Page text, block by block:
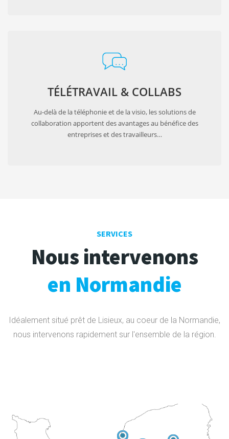
TÉLÉTRAVAIL & COLLABS
Au-delà de la téléphonie et de la visio, les solutions de
collaboration apportent des avantages au bénéfice des
entreprises et des travailleurs…
SERVICES
Nous intervenons
en Normandie
Idéalement situé prêt de Lisieux, au coeur de la Normandie,
nous intervenons rapidement sur l'ensemble de la région.